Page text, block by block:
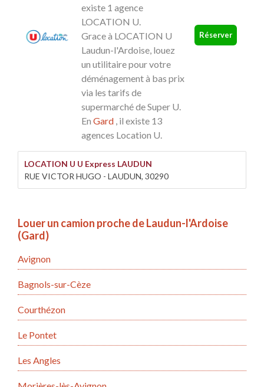
existe 1 agence
LOCATION U.
Grace à LOCATION U
Laudun-l'Ardoise, louez
un utilitaire pour votre
déménagement à bas prix
via les tarifs de
supermarché de Super U.
En Gard , il existe 13
agences Location U.
Réserver
LOCATION U U Express LAUDUN
RUE VICTOR HUGO - LAUDUN, 30290
Louer un camion proche de Laudun-l'Ardoise
(Gard)
Avignon
Bagnols-sur-Cèze
Courthézon
Le Pontet
Les Angles